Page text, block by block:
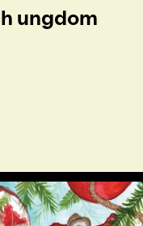
ungdom